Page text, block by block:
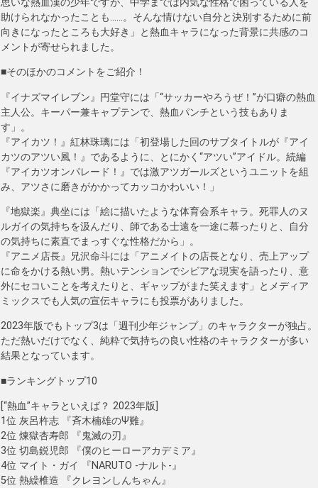
助けられなかったことも……。そんな情けない自分と決別するために前
向きになったところも大好き」と熱血キャラになった背景に共感のコ
メントが寄せられました。
■そのほかのコメントをご紹介！
『イナズマイレブン』円堂守には「“サッカーやろうぜ！”が口癖の熱血
主人公。キーパー兼キャプテンで、熱血パンチという技もありま
す」。
『アイカツ！』紅林珠璃には「初登場した回のサブタイトルが『アイ
カツのアツい風！』であるように、とにかく“アツい”アイドル。続編
『アイカツオンパレード！』では激アツガールズというユニットを組
み、アツさに磨きがかかってカッコかわいい！」
『地獄楽』典坐には「絵に描いたような体育会系キャラ。死罪人のヌ
ルガイの気持ちを汲んだり、師である士遠を一途に慕ったりと、自分
の気持ちに素直でまっすぐな性格だから」。
『アニメ店長』兄沢命斗には「アニメイトの店長となり、売上アップ
に命をかける熱い男。熱いテンションでシビアな現実を語ったり、意
外にセコいことを考えたりと、ギャップがまた笑えます」とメディア
ミックスでも人気の宣伝キャラにも投票がありました。
2023年版でもトップ3は「週刊少年ジャンプ」のキャラクターが独占。
ただ熱いだけでなく、純粋で気持ちの良い性格のキャラクターが多い
結果となっています。
■ランキングトップ10
[“熱血”キャラといえば？ 2023年版]
1位 灰呂杵志 『斉木楠雄のΨ難』
2位 煉獄杏寿郎 『鬼滅の刃』
3位 切島鋭児郎 『僕のヒーローアカデミア』
4位 マイト・ガイ 『NARUTO -ナルト-』
5位 熱繰椎造 『クレヨンしんちゃん』